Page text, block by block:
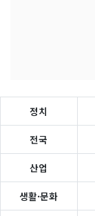
정치
전국
산업
생활·문화